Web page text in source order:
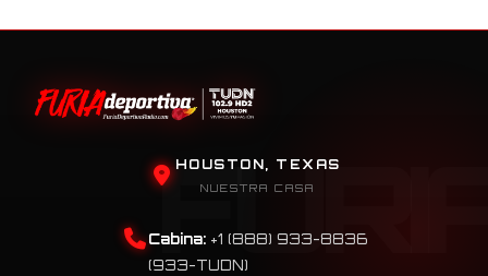
HOUSTON, TEXAS
NUESTRA CASA
Cabina: +1 (888) 933-8836
(933-TUDN)